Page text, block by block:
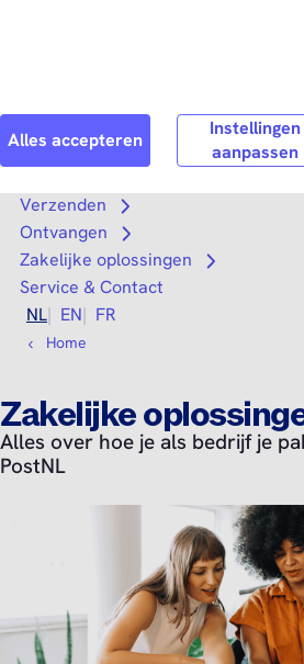
Search
Verzenden
Open submenu
Ontvangen
Open submenu
Zakelijke oplossingen
Open
Service & Contact
NL
EN FR
Home
Zakelijke
Alles over hoe je als bedrijf je
PostNL